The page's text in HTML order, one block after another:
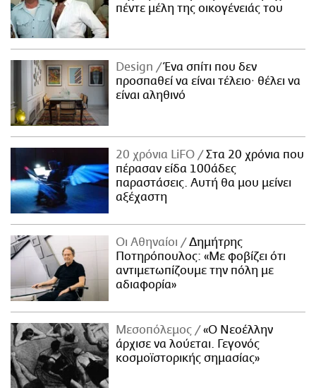
πέντε μέλη της οικογένειάς του
Design
Ένα σπίτι που δεν
προσπαθεί να είναι τέλειο· θέλει να
είναι αληθινό
20 χρόνια LiFO
Στα 20 χρόνια που
πέρασαν είδα 100άδες
παραστάσεις. Αυτή θα μου μείνει
αξέχαστη
Οι Αθηναίοι
Δημήτρης
Ποτηρόπουλος: «Με φοβίζει ότι
αντιμετωπίζουμε την πόλη με
αδιαφορία»
Μεσοπόλεμος
«Ο Νεοέλλην
άρχισε να λούεται. Γεγονός
κοσμοϊστορικής σημασίας»